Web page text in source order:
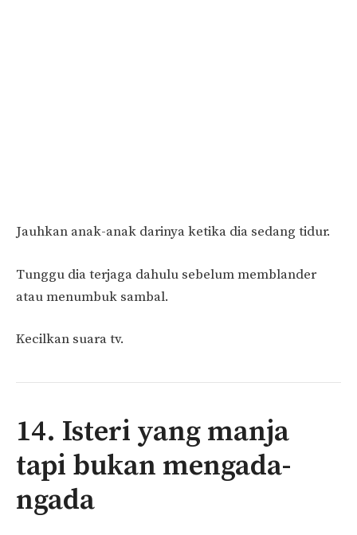
Jauhkan anak-anak darinya ketika dia sedang tidur.
Tunggu dia terjaga dahulu sebelum memblander
atau menumbuk sambal.
Kecilkan suara tv.
14. Isteri yang manja
tapi bukan mengada-
ngada